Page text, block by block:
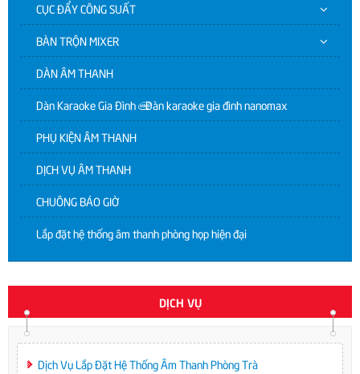
CỤC ĐẨY CÔNG SUẤT
BÀN TRỘN MIXER
DÀN ÂM THANH
Dàn Karaoke Gia Đình | Dàn karaoke gia đình nanomax
PHỤ KIỆN ÂM THANH
DỊCH VỤ ÂM THANH
CHUÔNG BÁO GIỜ
Lắp đặt hệ thống âm thanh phòng họp hiện đại
DỊCH VỤ
Dịch Vụ Lắp Đặt Hệ Thống Âm Thanh Phòng Trà